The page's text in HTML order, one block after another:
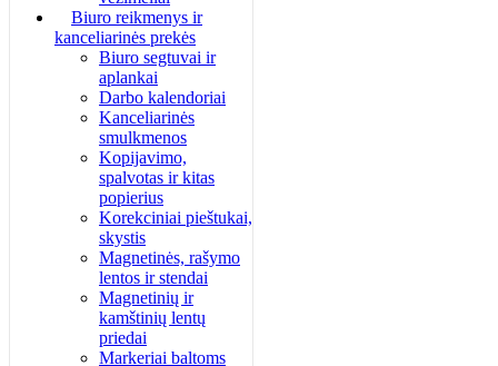
Biuro reikmenys ir
kanceliarinės prekės
Biuro segtuvai ir
aplankai
Darbo kalendoriai
Kanceliarinės
smulkmenos
Kopijavimo,
spalvotas ir kitas
popierius
Korekciniai pieštukai,
skystis
Magnetinės, rašymo
lentos ir stendai
Magnetinių ir
kamštinių lentų
priedai
Markeriai baltoms